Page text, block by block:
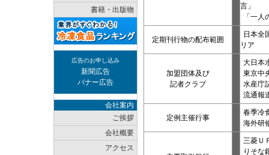
書籍・出版物
広告のお申し込み
新聞広告
バナー広告
会社案内
ご挨拶
会社概要
アクセス
言」
「一人
定期刊行物の配布範囲
日本
リア
加盟団体及び
記者クラブ
大日本
東京中
水産庁
流通報
定例主催行事
春季冷
海外研
三菱Ｕ
りそな